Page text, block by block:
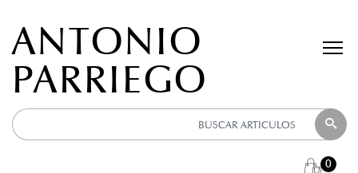
ANTONIO
PARRIEGO
0